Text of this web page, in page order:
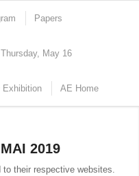
Papers
Thursday, May 16
Exhibition AE Home
2019
their respective websites.